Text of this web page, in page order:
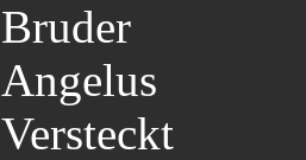
Bruder
Angelus
Versteckt